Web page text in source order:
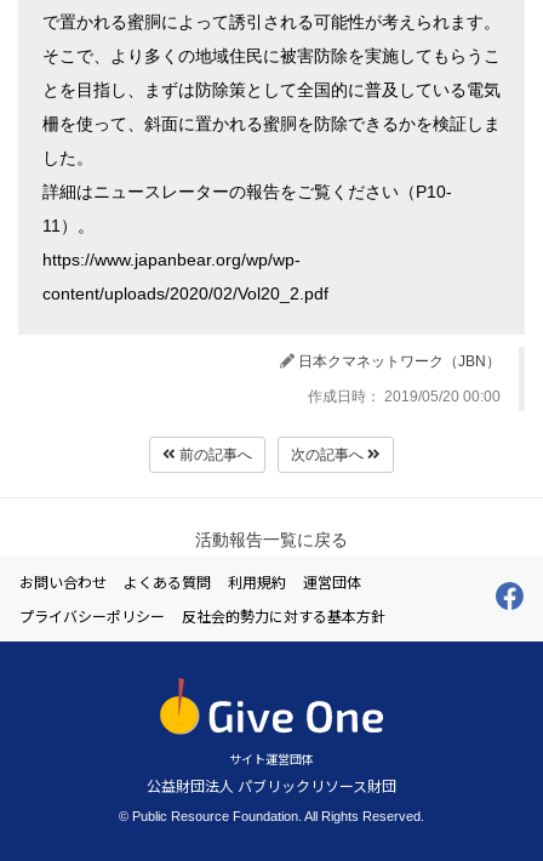
で置かれる蜜胴によって誘引される可能性が考えられます。
そこで、より多くの地域住民に被害防除を実施してもらうこ
とを目指し、まずは防除策として全国的に普及している電気
柵を使って、斜面に置かれる蜜胴を防除できるかを検証しま
した。
詳細はニュースレーターの報告をご覧ください（P10-
11）。
https://www.japanbear.org/wp/wp-
content/uploads/2020/02/Vol20_2.pdf
日本クマネットワーク（JBN）
作成日時： 2019/05/20 00:00
前の記事へ 次の記事へ
活動報告一覧に戻る
お問い合わせ よくある質問 利用規約
運営団体
プライバシーポリシー
反社会的勢力に対する基本方針
サイト運営団体
公益財団法人 パブリックリソース財団
© Public Resource Foundation. All Rights Reserved.